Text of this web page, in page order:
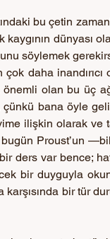
bu çetin
dünyası
söylemek
daha inandırıcı
olan bu üç
çünkü bana öyle
ilişkin olarak ve
bugün Proust’un
ders var bence;
bir duyguyla
karşısında bir tür